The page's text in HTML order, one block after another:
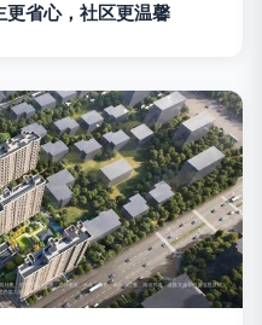
省心，社区更温馨